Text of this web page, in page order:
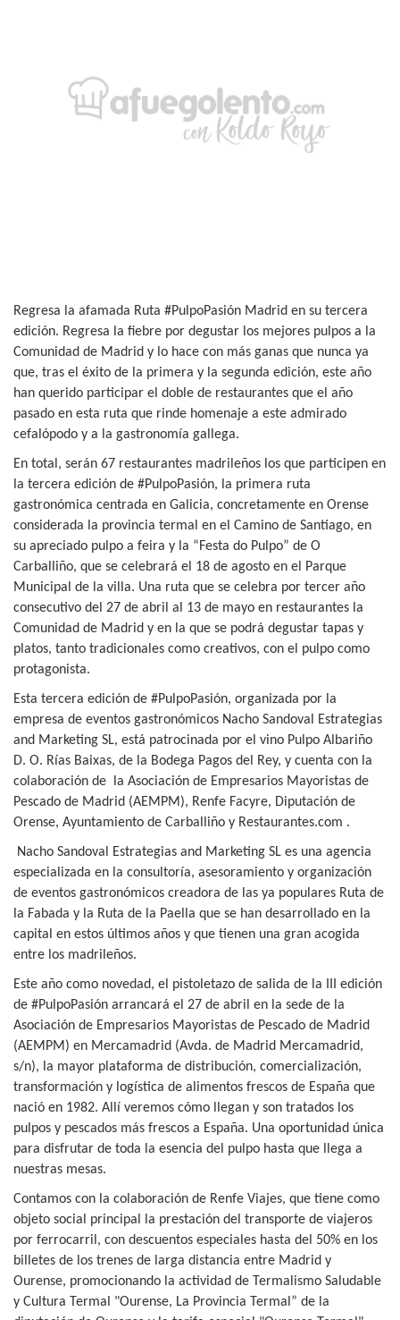
Regresa la afamada Ruta #PulpoPasión Madrid en su tercera
edición. Regresa la fiebre por degustar los mejores pulpos a la
Comunidad de Madrid y lo hace con más ganas que nunca ya
que, tras el éxito de la primera y la segunda edición, este año
han querido participar el doble de restaurantes que el año
pasado en esta ruta que rinde homenaje a este admirado
cefalópodo y a la gastronomía gallega.
En total, serán 67 restaurantes madrileños los que participen en
la tercera edición de #PulpoPasión, la primera ruta
gastronómica centrada en Galicia, concretamente en Orense
considerada la provincia termal en el Camino de Santiago, en
su apreciado pulpo a feira y la “Festa do Pulpo” de O
Carballiño, que se celebrará el 18 de agosto en el Parque
Municipal de la villa. Una ruta que se celebra por tercer año
consecutivo del 27 de abril al 13 de mayo en restaurantes la
Comunidad de Madrid y en la que se podrá degustar tapas y
platos, tanto tradicionales como creativos, con el pulpo como
protagonista.
Esta tercera edición de #PulpoPasión, organizada por la
empresa de eventos gastronómicos Nacho Sandoval Estrategias
and Marketing SL, está patrocinada por el vino Pulpo Albariño
D. O. Rías Baixas, de la Bodega Pagos del Rey, y cuenta con la
colaboración de
la Asociación de Empresarios Mayoristas de
Pescado de Madrid (AEMPM), Renfe Facyre, Diputación de
Orense, Ayuntamiento de Carballiño y Restaurantes.com .
Nacho Sandoval Estrategias and Marketing SL es una agencia
especializada en la consultoría, asesoramiento y organización
de eventos gastronómicos creadora de las ya populares Ruta de
la Fabada y la Ruta de la Paella que se han desarrollado en la
capital en estos últimos años y que tienen una gran acogida
entre los madrileños.
Este año como novedad, el pistoletazo de salida de la III edición
de #PulpoPasión arrancará el 27 de abril en la sede de la
Asociación de Empresarios Mayoristas de Pescado de Madrid
(AEMPM) en Mercamadrid (Avda. de Madrid Mercamadrid,
s/n), la mayor plataforma de distribución, comercialización,
transformación y logística de alimentos frescos de España que
nació en 1982. Allí veremos cómo llegan y son tratados los
pulpos y pescados más frescos a España. Una oportunidad única
para disfrutar de toda la esencia del pulpo hasta que llega a
nuestras mesas.
Contamos con la colaboración de Renfe Viajes, que tiene como
objeto social principal la prestación del transporte de viajeros
por ferrocarril, con descuentos especiales hasta del 50% en los
billetes de los trenes de larga distancia entre Madrid y
Ourense, promocionando la actividad de Termalismo Saludable
y Cultura Termal "Ourense, La Provincia Termal” de la